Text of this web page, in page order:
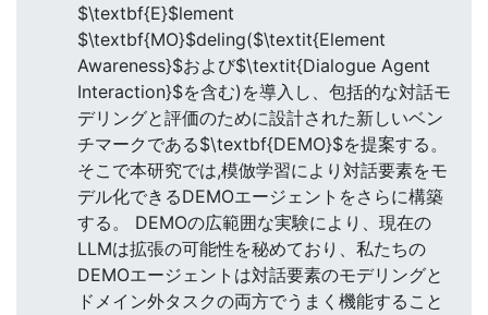
$\textbf{E}$lement
$\textbf{MO}$deling($\textit{Element
Awareness}$および$\textit{Dialogue Agent
Interaction}$を含む)を導入し、包括的な対話モ
デリングと評価のために設計された新しいベン
チマークである$\textbf{DEMO}$を提案する。
そこで本研究では,模倣学習により対話要素をモ
デル化できるDEMOエージェントをさらに構築
する。 DEMOの広範囲な実験により、現在の
LLMは拡張の可能性を秘めており、私たちの
DEMOエージェントは対話要素のモデリングと
ドメイン外タスクの両方でうまく機能すること